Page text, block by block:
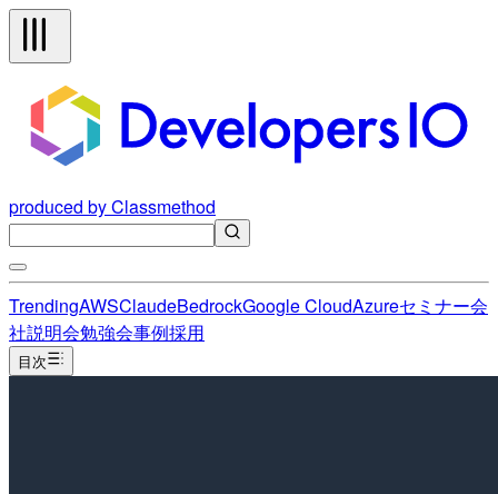
produced by Classmethod
TrendingAWSClaudeBedrockGoogle CloudAzureセミナー会
社説明会勉強会事例採用
目次